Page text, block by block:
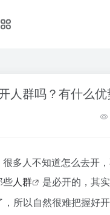
人群吗？有什么优
多人不知道怎么去开
些人群 是必开的，其
，所以自然很难把握好开